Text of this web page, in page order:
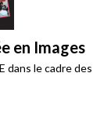
en Images
dans le cadre des